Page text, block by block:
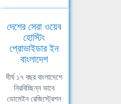
দেশের সেরা ওয়েব
হোস্টিং
প্রোভাইডার ইন
বাংলাদেশ
দীর্ঘ ১৭ বছর বাংলাদেশে
নিরবিচ্ছিন্ন ভাবে
ডোমেইন রেজিস্ট্রেশন